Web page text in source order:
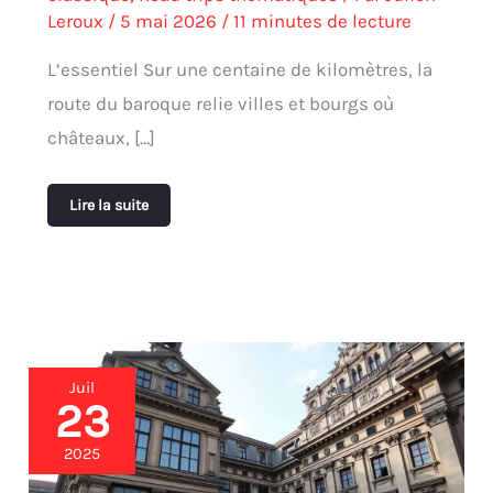
Leroux / 5 mai 2026 /11 minutes de lecture
L’essentiel Sur une centaine de kilomètres, la
route du baroque relie villes et bourgs où
châteaux, […]
Lire la suite
Juil
23
2025
dans
le
temps
:
galeries